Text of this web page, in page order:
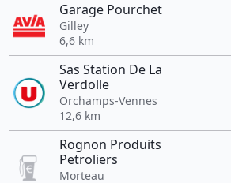
Garage Pourchet
Gilley
6,6 km
Sas Station De La
Verdolle
Orchamps-Vennes
12,6 km
Rognon Produits
Petroliers
Morteau